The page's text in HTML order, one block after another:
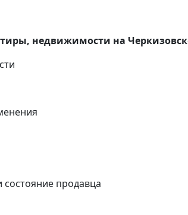
недвижимости на
состояние продавца